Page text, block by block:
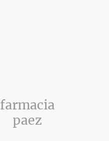
farmacia
paez